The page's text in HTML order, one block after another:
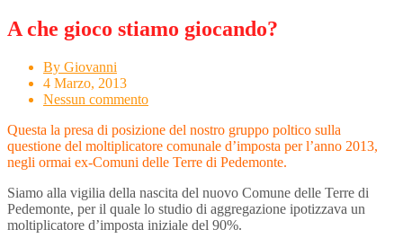
A che gioco stiamo giocando?
By Giovanni
4 Marzo, 2013
Nessun commento
Questa la presa di posizione del nostro gruppo poltico sulla
questione del moltiplicatore comunale d’imposta per l’anno 2013,
negli ormai ex-Comuni delle Terre di Pedemonte.
Siamo alla vigilia della nascita del nuovo Comune delle Terre di
Pedemonte, per il quale lo studio di aggregazione ipotizzava un
moltiplicatore d’imposta iniziale del 90%.